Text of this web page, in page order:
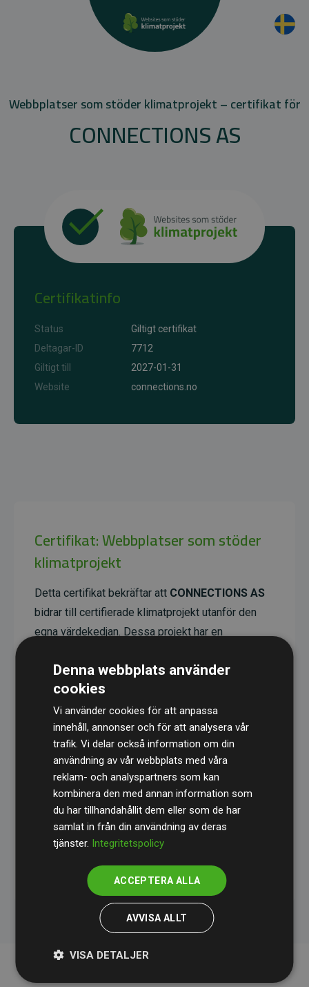
Webbplatser som stöder klimatprojekt – certifikat för
CONNECTIONS AS
Certifikatinfo
Status
Giltigt certifikat
Deltagar-ID
7712
Giltigt till
2027-01-31
Website
connections.no
Certifikat: Webbplatser som stöder
klimatprojekt
Detta certifikat bekräftar att CONNECTIONS AS
bidrar till certifierade klimatprojekt utanför den
egna värdekedjan. Dessa projekt har en
genomsnitt motsvarar dubbelt så mycket CO₂
som webbplatsens beräknade utsläpp.
Alla projekt verifieras genomGold Standard
vilket säkerställer hög kvalitet, faktisk klimatnytta
och full transparens. Du kan läsa mer om de
specifika projektenhär.
initiativet Webbplatser som stöder klimatprojekt
Denna webbplats använder
cookies
Vi använder cookies för att anpassa
innehåll, annonser och för att analysera vår
trafik. Vi delar också information om din
användning av vår webbplats med våra
reklam- och analyspartners som kan
kombinera den med annan information som
du har tillhandahållit dem eller som de har
samlat in från din användning av deras
tjänster. Integritetspolicy
ACCEPTERA ALLA
AVVISA ALLT
VISA DETALJER